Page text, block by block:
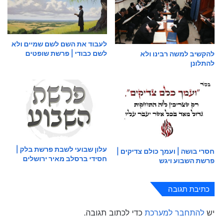
להקשיב למשה רבינו ולא
להתלונן
לעבוד את השם לשם שמיים ולא
לשם כבודי | פרשת שופטים
חסרי בושה | ועמך כולם צדיקים |
פרשת השבוע ויגש
עלון שבועי לשבת פרשת בלק |
חסידי ברסלב מאיר ירושלים
כתיבת תגובה
יש להתחבר למערכת כדי לכתוב תגובה.